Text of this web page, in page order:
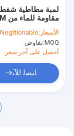
اتصل بنا
أخبار
حالات
حلقات مطاط
لمبة مطاطية شفط
مطاط سيليكون
مع العزل للعزل
الأسعار:Negitionable
MOQ: تفاوض
أحصل على آخر سعر
ﺎﺘﺼﻟ ﺍﻶﻧ